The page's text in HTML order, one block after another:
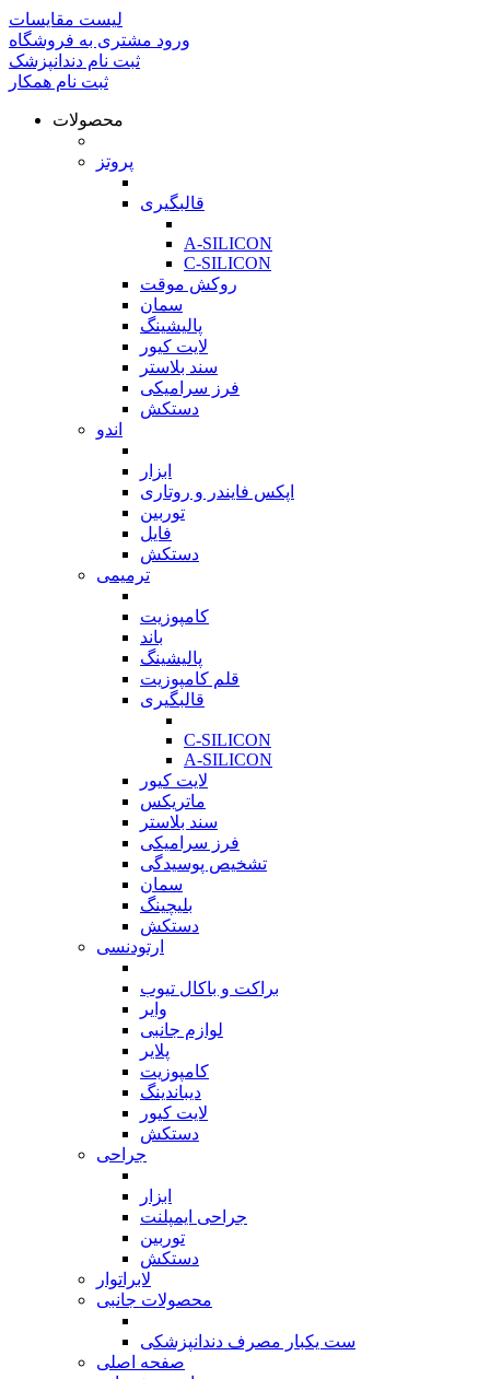
لیست مقایسات
ورود مشتری به فروشگاه
ثبت نام دندانپزشک
ثبت نام همکار
محصولات
پروتز
قالبگیری
A-SILICON
C-SILICON
روکش موقت
سمان
پالیشینگ
لایت کیور
سند بلاستر
فرز سرامیکی
دستکش
اندو
ابزار
اپکس فایندر و روتاری
توربین
فایل
دستکش
ترمیمی
کامپوزیت
باند
پالیشینگ
قلم کامپوزیت
قالبگیری
C-SILICON
A-SILICON
لایت کیور
ماتریکس
سند بلاستر
فرز سرامیکی
تشخیص پوسیدگی
سمان
بلیچینگ
دستکش
ارتودنسی
براکت و باکال تیوب
وایر
لوازم جانبی
پلایر
کامپوزیت
دیباندینگ
لایت کیور
دستکش
جراحی
ابزار
جراحی ایمپلنت
توربین
دستکش
لابراتوار
محصولات جانبی
ست یکبار مصرف دندانپزشکی
صفحه اصلی